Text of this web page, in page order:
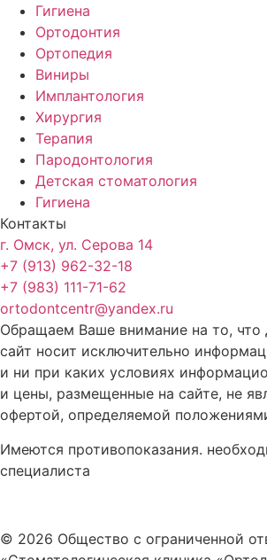
Гигиена
Ортодонтия
Ортопедия
Виниры
Имплантология
Хирургия
Терапия
Пародонтология
Детская стоматология
Гигиена
Контакты
г. Омск, ул. Серова 14
+7 (913) 962-32-18
+7 (983) 111-71-62
ortodontcentr@yandex.ru
Обращаем Ваше внимание на то, что
сайт носит исключительно
и ни при каких условиях
и цены, размещенные на сайте, не
офертой, определяемой
Имеются противопоказания.
специалиста
© 2026 Общество с ограниченной